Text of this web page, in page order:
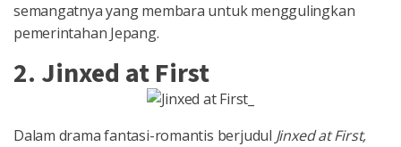
semangatnya yang membara untuk menggulingkan
pemerintahan Jepang.
2. Jinxed at First
Dalam drama fantasi-romantis berjudul Jinxed at First,